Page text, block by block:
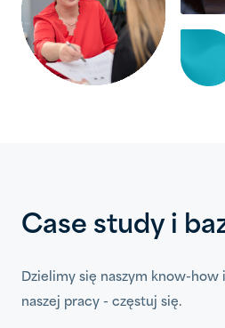
Case study i
Dzielimy się naszym know-how
naszej pracy - częstuj się.